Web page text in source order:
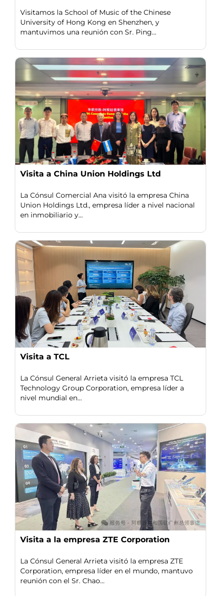
Visitamos la School of Music of the Chinese
University of Hong Kong en Shenzhen, y
mantuvimos una reunión con Sr. Ping...
Visita a China Union Holdings Ltd
La Cónsul Comercial Ana visitó la empresa China
Union Holdings Ltd., empresa líder a nivel nacional
en inmobiliario y...
Visita a TCL
La Cónsul General Arrieta visitó la empresa TCL
Technology Group Corporation, empresa líder a
nivel mundial en...
Visita a la empresa ZTE Corporation
La Cónsul General Arrieta visitó la empresa ZTE
Corporation, empresa líder en el mundo, mantuvo
reunión con el Sr. Chao...